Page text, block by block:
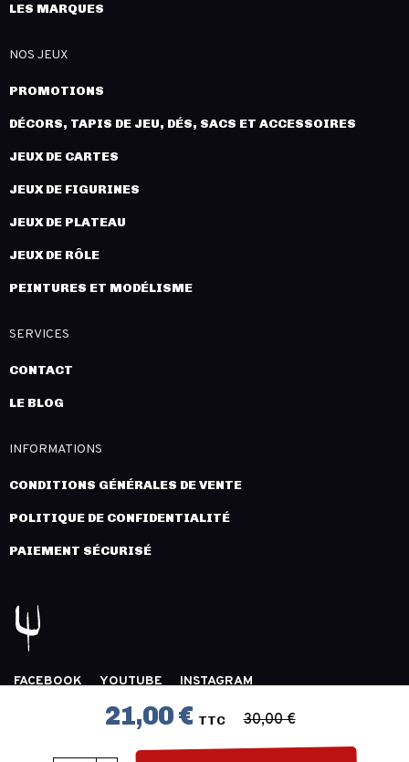
21,00 € TTC 30,00 €
LES MARQUES
NOS JEUX
PROMOTIONS
DÉCORS, TAPIS DE JEU, DÉS, SACS ET ACCESSOIRES
JEUX DE CARTES
JEUX DE FIGURINES
JEUX DE PLATEAU
JEUX DE RÔLE
PEINTURES ET MODÉLISME
SERVICES
CONTACT
LE BLOG
INFORMATIONS
CONDITIONS GÉNÉRALES DE VENTE
POLITIQUE DE CONFIDENTIALITÉ
PAIEMENT SÉCURISÉ
FACEBOOK YOUTUBE
INSTAGRAM
COPYRIGHT 2026 © LÉGION DISTRIBUTION -
- CRÉATION :INNLOG